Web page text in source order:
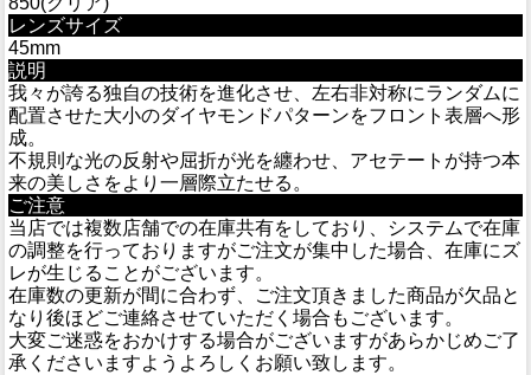
レンズサイズ
45mm
説明
我々が誇る独自の技術を進化させ、左右非対称にランダムに
配置させた大小のダイヤモンドパターンをフロント表層へ形
成。
不規則な光の反射や屈折が光を纏わせ、アセテートが持つ本
来の美しさをより一層際立たせる。
ご注意
当店では複数店舗での在庫共有をしており、システムで在庫
の調整を行っておりますがご注文が集中した場合、在庫にズ
レが生じることがございます。
在庫数の更新が間に合わず、ご注文頂きました商品が欠品と
なり後ほどご連絡させていただく場合もございます。
大変ご迷惑をおかけする場合がございますがあらかじめご了
承くださいますようよろしくお願い致します。